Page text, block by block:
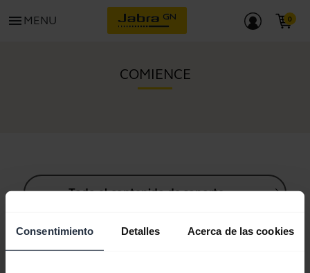
Consentimiento Detalles Acerca de las cookies
menu MENU
COMIENCE
Todo el contenido de soporte
Recursos para empezar